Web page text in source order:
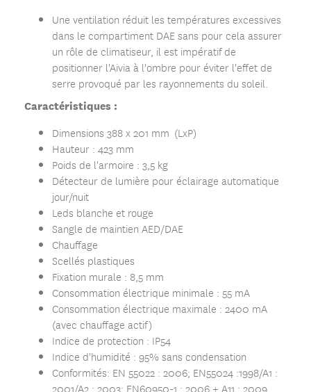
Une ventilation réduit les températures excessives
dans le compartiment DAE sans pour cela assurer
un rôle de climatiseur, il est impératif de
positionner l'Aivia à l'ombre pour éviter l'effet de
serre provoqué par les rayonnements du soleil.
Caractéristiques :
Dimensions 388 x 201 mm (LxP)
Hauteur : 423 mm
Poids de l'armoire : 3,5 kg
Détecteur de lumière pour éclairage automatique
jour/nuit
Leds blanche et rouge
Sangle de maintien AED/DAE
Chauffage
Scellés plastiques
Fixation murale : 8,5 mm
Consommation électrique minimale : 55 mA
Consommation électrique maximale : 2400 mA
(avec chauffage actif)
Indice de protection : IP54
Indice d'humidité : 95% sans condensation
Conformités: EN 55022 : 2006; EN55024 :1998/A1 :
2001/A2 : 2003; EN60950-1 : 2006 + A11 : 2009